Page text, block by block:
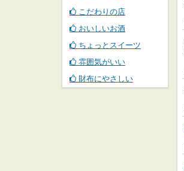
こだわりの店
おいしいお酒
ちょっとスイーツ
雰囲気がいい
財布にやさしい